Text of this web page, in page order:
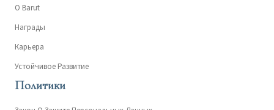
О Barut
Награды
Карьера
Устойчивое Развитие
Политики